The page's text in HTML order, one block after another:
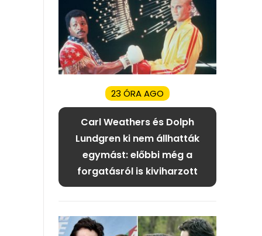
23 ÓRA AGO
Carl Weathers és Dolph
Lundgren ki nem állhatták
egymást: előbbi még a
forgatásról is kiviharzott